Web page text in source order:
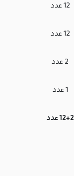
12 عدد
12 عدد
2 عدد
1 عدد
12+2 عدد